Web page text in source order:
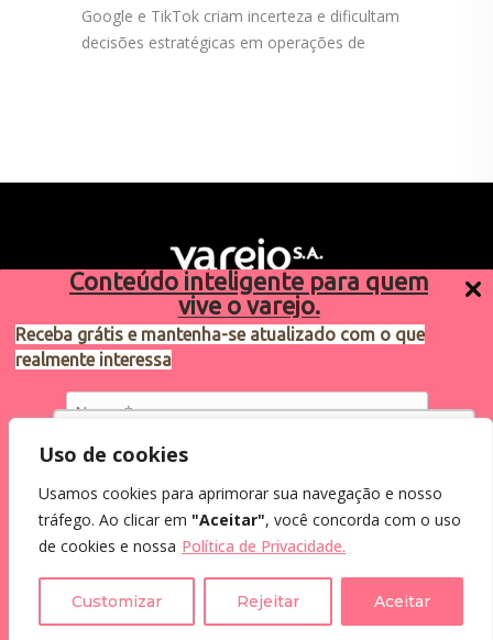
Conteúdo inteligente para quem
vive o varejo.
Receba grátis e mantenha-se atualizado com o que
realmente interessa
Eu concordo em receber comunicações.
Ao informar meus dados, eu concordo com a
Assine a Newsletter
Utilizamos cookies para oferecer melhor
como você interage em nosso site e
personalizar conteúdo.
Uso de cookies
Usamos cookies para aprimorar sua navegação e nosso
tráfego. Ao clicar em "Aceitar", você concorda com o uso
de cookies e nossa Política de Privacidade.
Customizar Rejeitar Aceitar
Google e TikTok criam incerteza e dificultam
decisões estratégicas em operações de
Sugestões de pauta
varejosa@cndl.org.br
2024®. Todos os direitos reservados.